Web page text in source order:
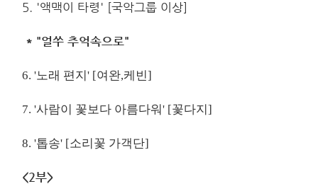
5. '액맥이 타령' [국악그룹 이상]
* "얼쑤 추억속으로"
6. '노래 편지' [여완,케빈]
7. '사람이 꽃보다 아름다워' [꽃다지]
8. '톱송' [소리꽃 가객단]
<2부>